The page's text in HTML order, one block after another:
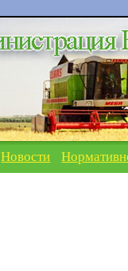
Новости